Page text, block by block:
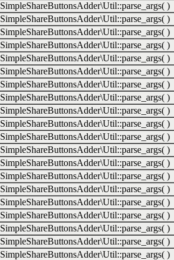
SimpleShareButtonsAdder\Util::parse_args( )
SimpleShareButtonsAdder\Util::parse_args( )
SimpleShareButtonsAdder\Util::parse_args( )
SimpleShareButtonsAdder\Util::parse_args( )
SimpleShareButtonsAdder\Util::parse_args( )
SimpleShareButtonsAdder\Util::parse_args( )
SimpleShareButtonsAdder\Util::parse_args( )
SimpleShareButtonsAdder\Util::parse_args( )
SimpleShareButtonsAdder\Util::parse_args( )
SimpleShareButtonsAdder\Util::parse_args( )
SimpleShareButtonsAdder\Util::parse_args( )
SimpleShareButtonsAdder\Util::parse_args( )
SimpleShareButtonsAdder\Util::parse_args( )
SimpleShareButtonsAdder\Util::parse_args( )
SimpleShareButtonsAdder\Util::parse_args( )
SimpleShareButtonsAdder\Util::parse_args( )
SimpleShareButtonsAdder\Util::parse_args( )
SimpleShareButtonsAdder\Util::parse_args( )
SimpleShareButtonsAdder\Util::parse_args( )
SimpleShareButtonsAdder\Util::parse_args( )